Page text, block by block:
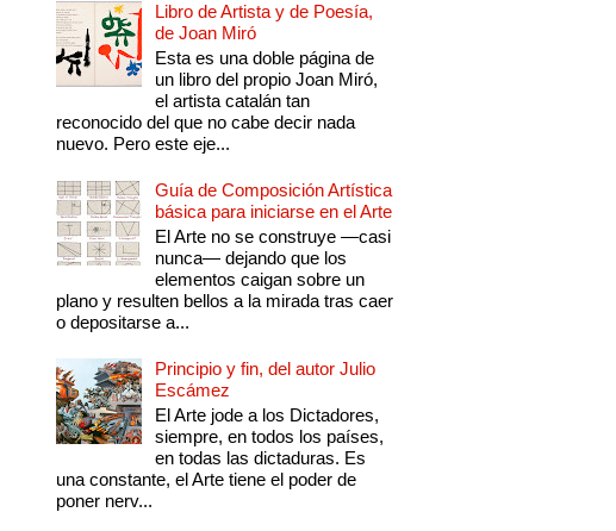
Libro de Artista y de Poesía,
de Joan Miró
Esta es una doble página de
un libro del propio Joan Miró,
el artista catalán tan
reconocido del que no cabe decir nada
nuevo. Pero este eje...
Guía de Composición Artística
básica para iniciarse en el Arte
El Arte no se construye —casi
nunca— dejando que los
elementos caigan sobre un
plano y resulten bellos a la mirada tras caer
o depositarse a...
Principio y fin, del autor Julio
Escámez
El Arte jode a los Dictadores,
siempre, en todos los países,
en todas las dictaduras. Es
una constante, el Arte tiene el poder de
poner nerv...